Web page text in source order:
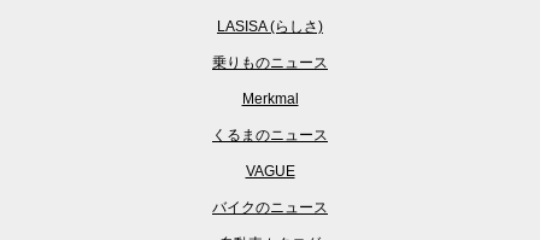
LASISA (らしさ)
乗りものニュース
Merkmal
くるまのニュース
VAGUE
バイクのニュース